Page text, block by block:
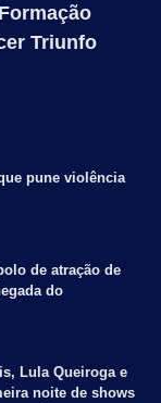
Triunfo
pune violência
de atração de
do
Lula Queiroga e
noite de shows